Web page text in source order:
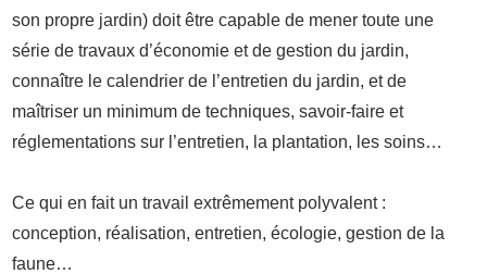
son propre jardin) doit être capable de mener toute une
série de travaux d’économie et de gestion du jardin,
connaître le calendrier de l’entretien du jardin, et de
maîtriser un minimum de techniques, savoir-faire et
réglementations sur l’entretien, la plantation, les soins…
Ce qui en fait un travail extrêmement polyvalent :
conception, réalisation, entretien, écologie, gestion de la
faune…